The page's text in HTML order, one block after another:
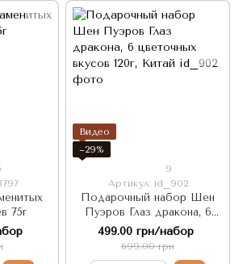
75г
Видео
−29%
9
Артикул: id_902
Подарочный набор Шен
Пуэров Глаз дракона, 6
цветочных вкусов 120г,
Китай
499.00 грн/набор
699.00 грн